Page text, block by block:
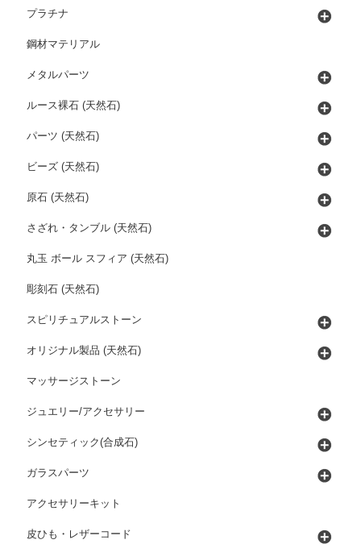
プラチナ
鋼材マテリアル
メタルパーツ
ルース裸石 (天然石)
パーツ (天然石)
ビーズ (天然石)
原石 (天然石)
さざれ・タンブル (天然石)
丸玉 ボール スフィア (天然石)
彫刻石 (天然石)
スピリチュアルストーン
オリジナル製品 (天然石)
マッサージストーン
ジュエリー/アクセサリー
シンセティック(合成石)
ガラスパーツ
アクセサリーキット
皮ひも・レザーコード